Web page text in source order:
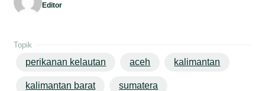
Editor
Topik
perikanan kelautan aceh kalimantan
kalimantan barat sumatera